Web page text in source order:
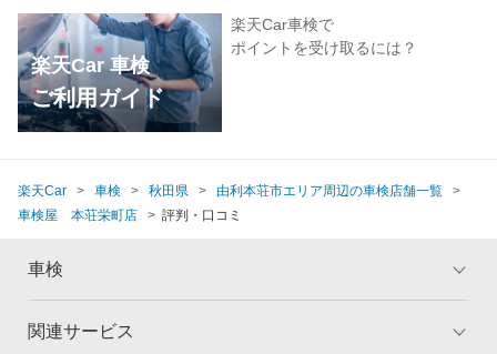
楽天Car 車検
ご利用ガイド
楽天Car車検で
ポイントを受け取るには？
楽天Car 車検 秋田県
由利本荘市エリア周辺の車検店舗一覧
車検屋 本荘栄町店
評判・口コミ
車検
トップ
関連サービス